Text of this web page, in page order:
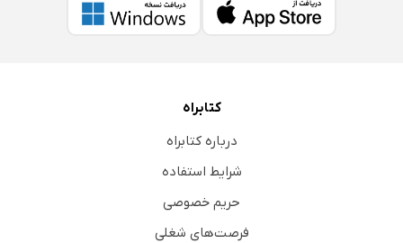
کتابراه
درباره کتابراه
شرایط استفاده
حریم خصوصی
فرصت‌های شغلی